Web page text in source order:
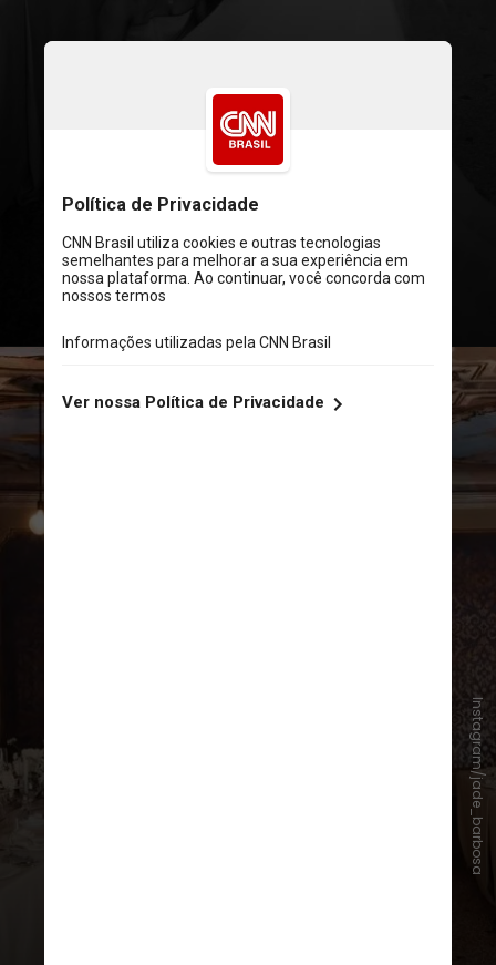
Os detalhes do casamento, como o
vestido da atleta e os convidados,
em seu perfilno Instagram
Instagram/jade_barbosa